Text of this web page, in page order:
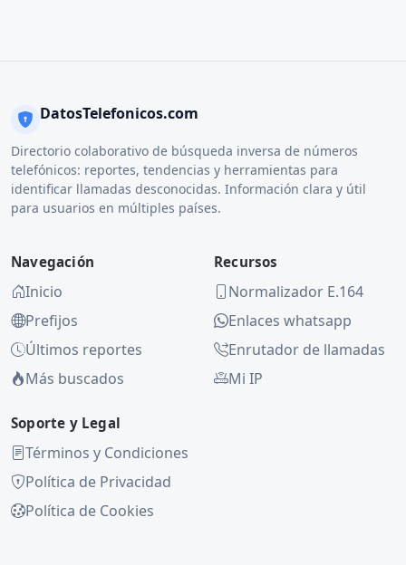
DatosTelefonicos.com
Directorio colaborativo de búsqueda inversa de números
telefónicos: reportes, tendencias y herramientas para
identificar llamadas desconocidas. Información clara y útil
para usuarios en múltiples países.
Navegación
Inicio
Prefijos
Últimos reportes
Más buscados
Recursos
Normalizador E.164
Enlaces whatsapp
Enrutador de llamadas
Mi IP
Soporte y Legal
Términos y Condiciones
Política de Privacidad
Política de Cookies